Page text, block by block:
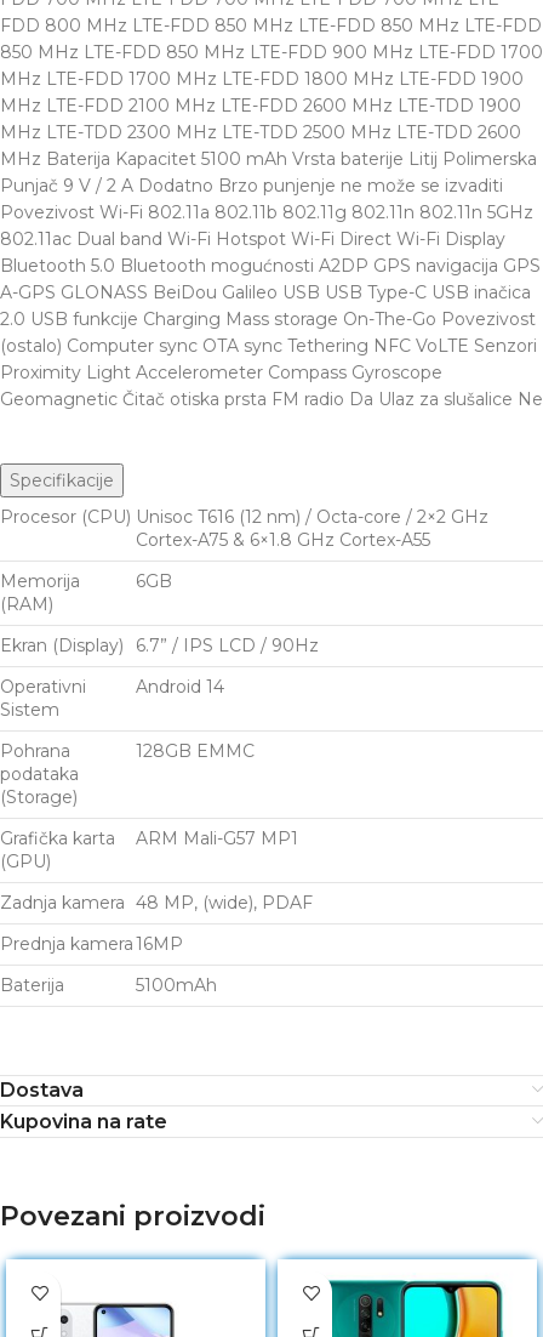
FDD 800 MHz LTE-FDD 850 MHz LTE-FDD 850 MHz LTE-FDD
850 MHz LTE-FDD 850 MHz LTE-FDD 900 MHz LTE-FDD 1700
MHz LTE-FDD 1700 MHz LTE-FDD 1800 MHz LTE-FDD 1900
MHz LTE-FDD 2100 MHz LTE-FDD 2600 MHz LTE-TDD 1900
MHz LTE-TDD 2300 MHz LTE-TDD 2500 MHz LTE-TDD 2600
MHz Baterija Kapacitet 5100 mAh Vrsta baterije Litij Polimerska
Punjač 9 V / 2 A Dodatno Brzo punjenje ne može se izvaditi
Povezivost Wi-Fi 802.11a 802.11b 802.11g 802.11n 802.11n 5GHz
802.11ac Dual band Wi-Fi Hotspot Wi-Fi Direct Wi-Fi Display
Bluetooth 5.0 Bluetooth mogućnosti A2DP GPS navigacija GPS
A-GPS GLONASS BeiDou Galileo USB USB Type-C USB inačica
2.0 USB funkcije Charging Mass storage On-The-Go Povezivost
(ostalo) Computer sync OTA sync Tethering NFC VoLTE Senzori
Proximity Light Accelerometer Compass Gyroscope
Geomagnetic Čitač otiska prsta FM radio Da Ulaz za slušalice Ne
Specifikacije
Procesor (CPU) Unisoc T616 (12 nm) / Octa-core / 2×2 GHz
Cortex-A75 & 6×1.8 GHz Cortex-A55
Memorija
(RAM)
6GB
Ekran (Display)
6.7” / IPS LCD / 90Hz
Operativni
Sistem
Android 14
Pohrana
podataka
(Storage)
128GB EMMC
Grafička karta
(GPU)
ARM Mali-G57 MP1
Zadnja kamera 48 MP, (wide), PDAF
Prednja kamera16MP
Baterija
5100mAh
Dostava
Kupovina na rate
Povezani proizvodi